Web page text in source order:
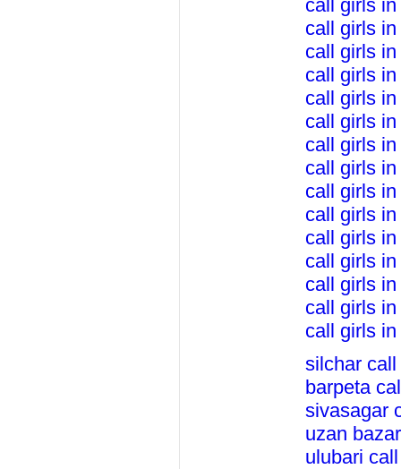
call girls
call girls
call girls
call girls
call girls
call girls
call girls
call girls
call girls
call girls
call girls
call girls
call girls
call girls
call girls
silchar
barpeta
sivasagar
uzan
ulubari